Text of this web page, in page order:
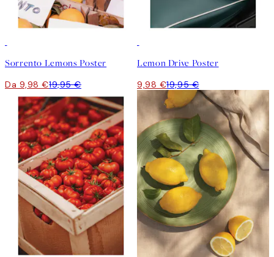
Sorrento Lemons Poster
Da 9,98 €19,95 €
Lemon Drive Poster
9,98 €19,95 €